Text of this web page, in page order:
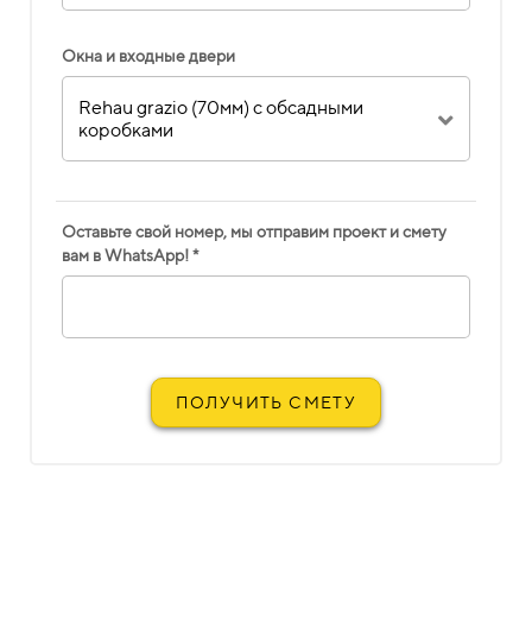
Окна и входные двери
Rehau grazio (70мм) с обсадными
коробками
Оставьте свой номер, мы отправим проект и смету
вам в WhatsApp! *
ПОЛУЧИТЬ СМЕТУ